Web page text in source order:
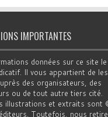
IMPORTANTES
données sur ce site
Il vous appartient de les
des organisateurs, des
ou de tout autre tiers cité.
illustrations et extraits sont
Toutefois, nous